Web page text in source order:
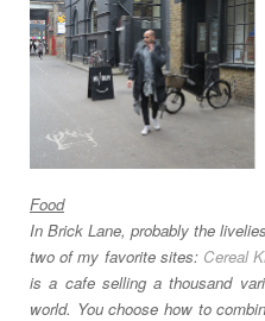
Food
In Brick Lane, probably the
two of my favorite sites: Cereal
is a cafe selling a thousand
world. You choose how to